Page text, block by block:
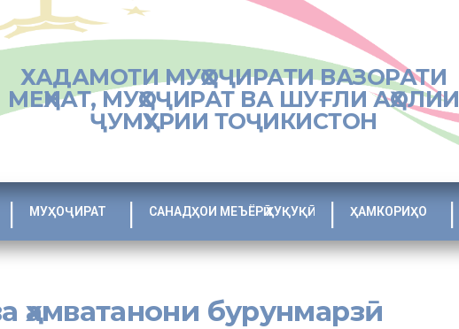
ХАДАМОТИ МУҲОҶИРАТИ ВАЗОРАТИ
МЕҲНАТ, МУҲОҶИРАТ ВА ШУҒЛИ АҲОЛИИ
ҶУМҲУРИИ ТОҶИКИСТОН
МУҲОҶИРАТ САНАДҲОИ МЕЪЁРӢ ҲУҚУҚӢ ҲАМКОРИҲО
ҳамватанони бурунмарзӣ